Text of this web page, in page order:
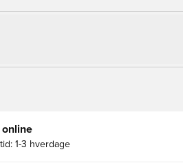
online
1-3 hverdage